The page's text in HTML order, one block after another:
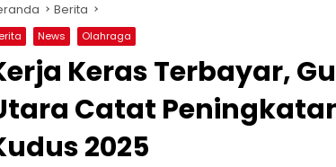
Berita
News Olahraga
Keras Terbayar,
Catat
2025